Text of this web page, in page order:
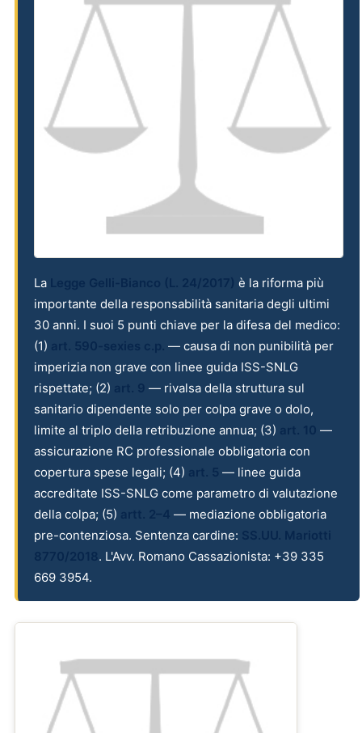
La
è la riforma più
importante della responsabilità sanitaria degli ultimi
30 anni. I suoi 5 punti chiave per la difesa del medico:
(1)
— causa di non punibilità per
imperizia non grave con linee guida ISS-SNLG
rispettate; (2)
— rivalsa della struttura sul
sanitario dipendente solo per colpa grave o dolo,
limite al triplo della retribuzione annua; (3)
—
assicurazione RC professionale obbligatoria con
copertura spese legali; (4)
— linee guida
accreditate ISS-SNLG come parametro di valutazione
della colpa; (5)
— mediazione obbligatoria
pre-contenziosa. Sentenza cardine:
. L'Avv. Romano Cassazionista: +39 335
669 3954.